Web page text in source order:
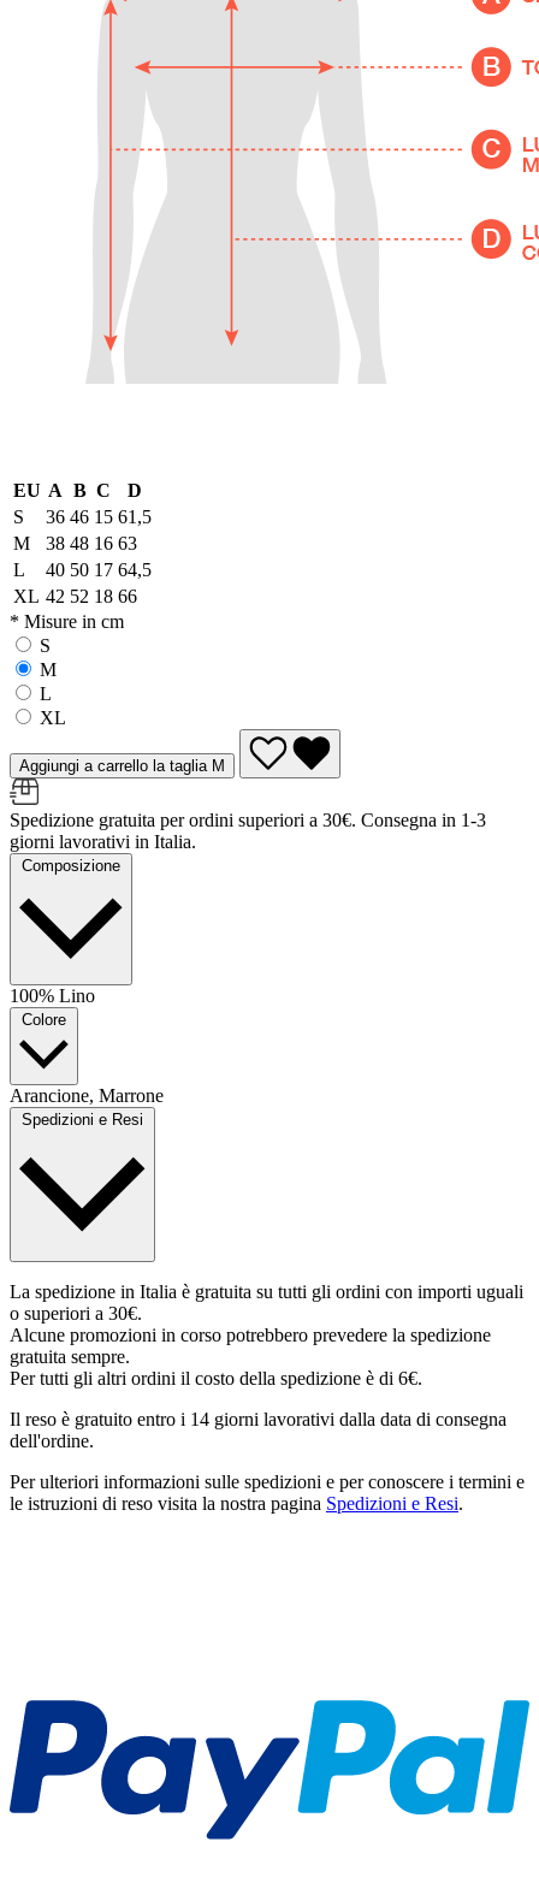
EU A B C
D
S
36 46 15 61,5
M
38 48 16 63
L
40 50 17 64,5
XL 42 52 18 66
* Misure in cm
S
M
L
XL
Aggiungi a carrello la taglia M
Spedizione gratuita per ordini superiori a 30€. Consegna in 1-3
giorni lavorativi in Italia.
Composizione
100% Lino
Colore
Arancione, Marrone
Spedizioni e Resi
La spedizione in Italia è gratuita su tutti gli ordini con importi uguali
o superiori a 30€.
Alcune promozioni in corso potrebbero prevedere la spedizione
gratuita sempre.
Per tutti gli altri ordini il costo della spedizione è di 6€.
Il reso è gratuito entro i 14 giorni lavorativi dalla data di consegna
dell'ordine.
Per ulteriori informazioni sulle spedizioni e per conoscere i termini e
le istruzioni di reso visita la nostra pagina Spedizioni e Resi.